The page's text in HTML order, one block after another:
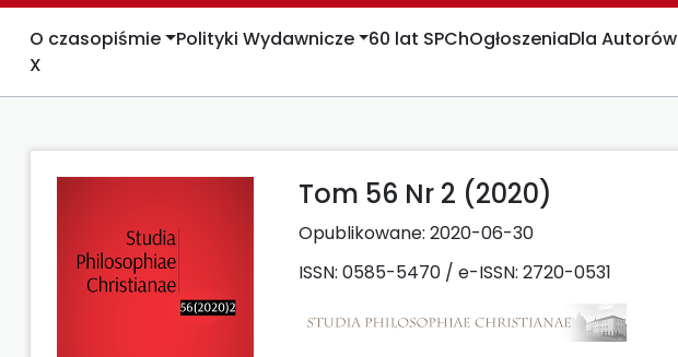
O czasopiśmie Polityki Wydawnicze 60 lat SPChOgłoszeniaDla Autorów
X
Tom 56 Nr 2 (2020)
Opublikowane: 2020-06-30
ISSN: 0585-5470 / e-ISSN: 2720-0531